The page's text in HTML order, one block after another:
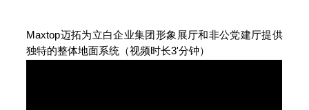
Maxtop迈拓为立白企业集团形象展厅和非公党建厅提供
独特的整体地面系统（视频时长3'分钟）